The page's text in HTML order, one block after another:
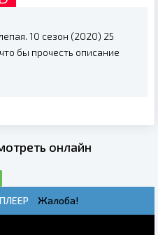
10 сезон (2020) 25
бы прочесть описание
онлайн
ПЛЕЕР Жалоба!